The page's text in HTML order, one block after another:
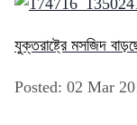
যুক্তরাষ্ট্রে মসজিদ
Posted: 02 Mar